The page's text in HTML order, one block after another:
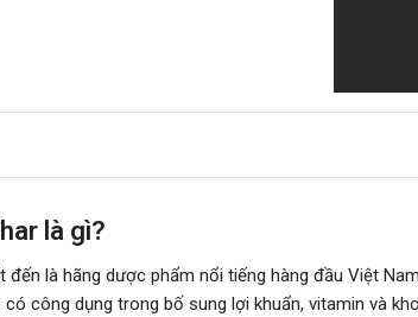
là gì?
là hãng dược phẩm nổi tiếng hàng đầu Việt
công dụng trong bố sung lợi khuẩn, vitamin và